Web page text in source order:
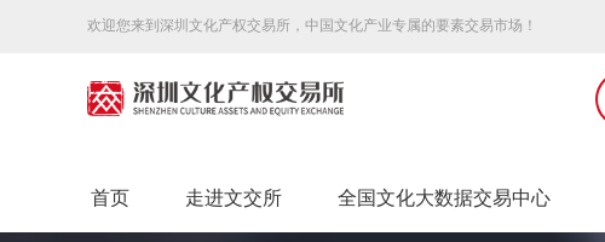
欢迎您来到深圳文化产权交易所，中国文化产业专属的要素交易市场！
首页 走进文交所 全国文化大数据交易中心